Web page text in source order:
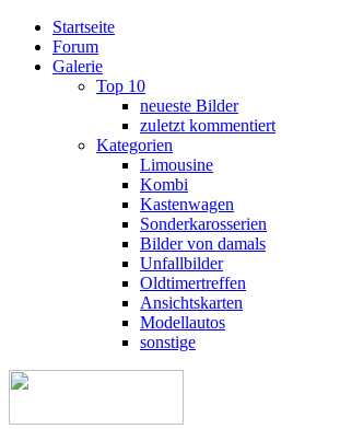
Startseite
Forum
Galerie
Top 10
neueste Bilder
zuletzt kommentiert
Kategorien
Limousine
Kombi
Kastenwagen
Sonderkarosserien
Bilder von damals
Unfallbilder
Oldtimertreffen
Ansichtskarten
Modellautos
sonstige